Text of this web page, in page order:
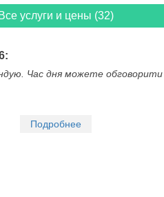
Все услуги и цены (32)
Час дня можете
Подробнее